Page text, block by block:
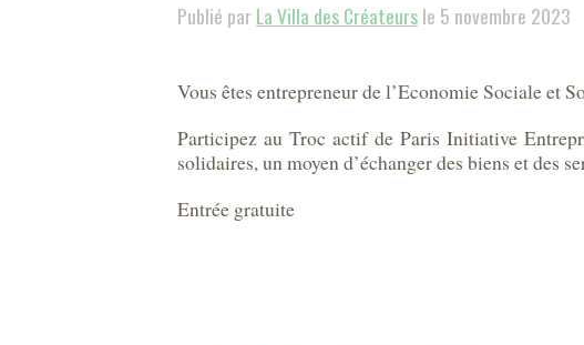
Publié parLa Villa des Créateursle 5 novembre 2023
Vous êtes entrepreneur de l’Economie Sociale et
Participez au Troc actif de Paris Initiative
solidaires, un moyen d’échanger des biens et des
Entrée gratuite